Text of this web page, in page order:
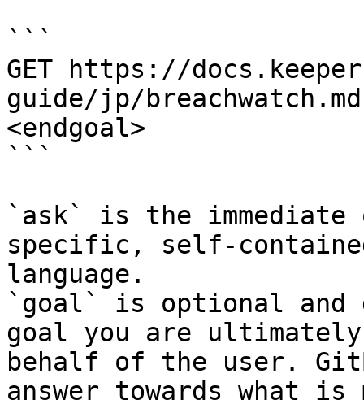
```
GET https://
guide/jp/
<endgoal>
```
`ask` is the
specific, self-
language.
`goal` is optional and
goal you are
behalf of the user.
answer towards what